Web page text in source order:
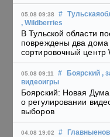
05.08 09:38 #
, Wildberries
В Тульской области
повреждены два дома
сортировочный центр
05.08 09:11 # Боярский ,
видеоигры
Боярский: Новая Дума
о регулировании
выборов
04.08 19:02 #